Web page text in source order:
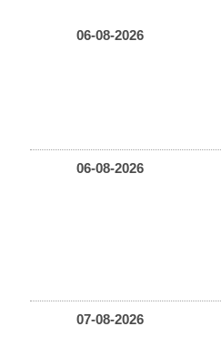
06-08-2026
06-08-2026
07-08-2026